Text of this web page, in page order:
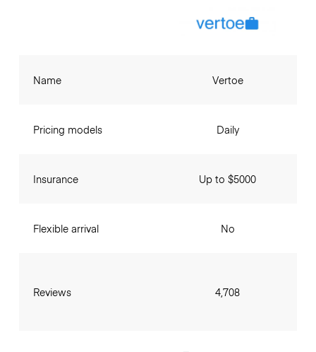
Name
Pricing models
Insurance
Flexible arrival
Reviews
Vertoe
Daily
Up to $5000
No
4,708